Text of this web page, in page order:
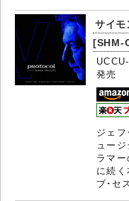
サイモ
[SHM-
発売
ジェフ
ュー
ラマ
に続く
ブ・